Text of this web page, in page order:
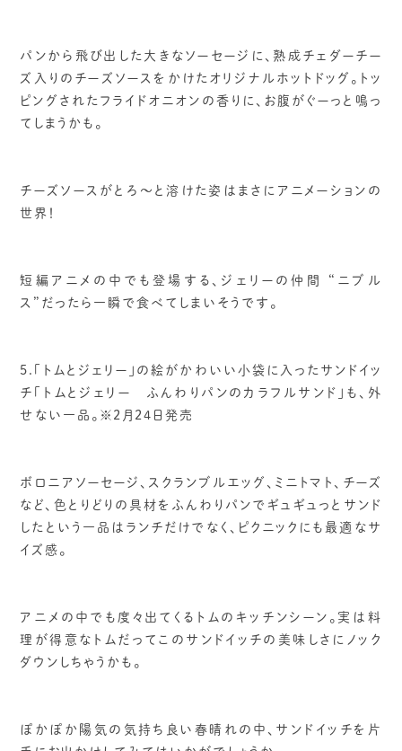
パンから飛び出した大きなソーセージに、熟成チェダーチー
ズ入りのチーズソースをかけたオリジナルホットドッグ。トッ
ピングされたフライドオニオンの香りに、お腹がぐーっと鳴っ
てしまうかも。
チーズソースがとろ～と溶けた姿はまさにアニメーションの
世界！
短編アニメの中でも登場する、ジェリーの仲間 “ニブル
ス”だったら一瞬で食べてしまいそうです。
5.「トムとジェリー」の絵がかわいい小袋に入ったサンドイッ
チ「トムとジェリー ふんわりパンのカラフルサンド」も、外
せない一品。※2月24日発売
ボロニアソーセージ、スクランブルエッグ、ミニトマト、チーズ
など、色とりどりの具材をふんわりパンでギュギュっとサンド
したという一品はランチだけでなく、ピクニックにも最適なサ
イズ感。
アニメの中でも度々出てくるトムのキッチンシーン。実は料
理が得意なトムだってこのサンドイッチの美味しさにノック
ダウンしちゃうかも。
ぽかぽか陽気の気持ち良い春晴れの中、サンドイッチを片